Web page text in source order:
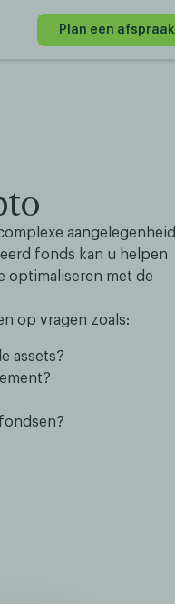
Plan een afspraak
aangelegenheid
fonds kan u helpen
optimaliseren met de
op vragen zoals:
assets?